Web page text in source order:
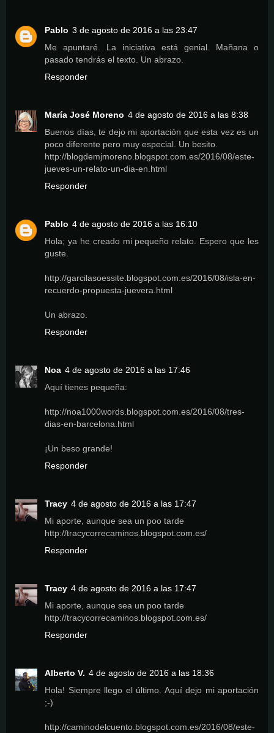
Pablo 3 de agosto de 2016 a las 23:47
Me apuntaré. La iniciativa está genial. Mañana o
pasado tendrás el texto. Un abrazo.
Responder
María José Moreno 4 de agosto de 2016 a las 8:38
Buenos días, te dejo mi aportación que esta vez es un
poco diferente pero muy especial. Un besito.
http://blogdemjmoreno.blogspot.com.es/2016/08/este-
jueves-un-relato-un-dia-en.html
Responder
Pablo 4 de agosto de 2016 a las 16:10
Hola; ya he creado mi pequeño relato. Espero que les
guste.
http://garcilasoessite.blogspot.com.es/2016/08/isla-en-
recuerdo-propuesta-juevera.html
Un abrazo.
Responder
Noa 4 de agosto de 2016 a las 17:46
Aquí tienes pequeña:
http://noa1000words.blogspot.com.es/2016/08/tres-
dias-en-barcelona.html
¡Un beso grande!
Responder
Tracy 4 de agosto de 2016 a las 17:47
Mi aporte, aunque sea un poo tarde
http://tracycorrecaminos.blogspot.com.es/
Responder
Tracy 4 de agosto de 2016 a las 17:47
Mi aporte, aunque sea un poo tarde
http://tracycorrecaminos.blogspot.com.es/
Responder
Alberto V. 4 de agosto de 2016 a las 18:36
Hola! Siempre llego el último. Aquí dejo mi aportación
;-)
http://caminodelcuento.blogspot.com.es/2016/08/este-